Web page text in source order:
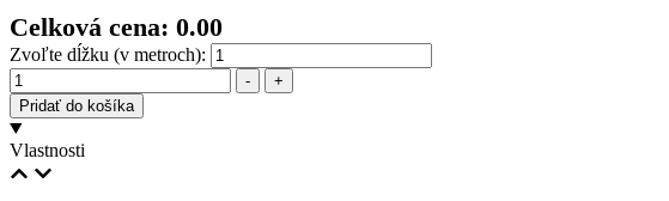
Celková cena: 0.00
Zvoľte dĺžku (v metroch):
Množstvo
-
+
Pridať do košíka
Vlastnosti